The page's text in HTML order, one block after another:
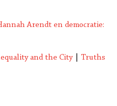
Arendt en democratie:
and the City| Truths